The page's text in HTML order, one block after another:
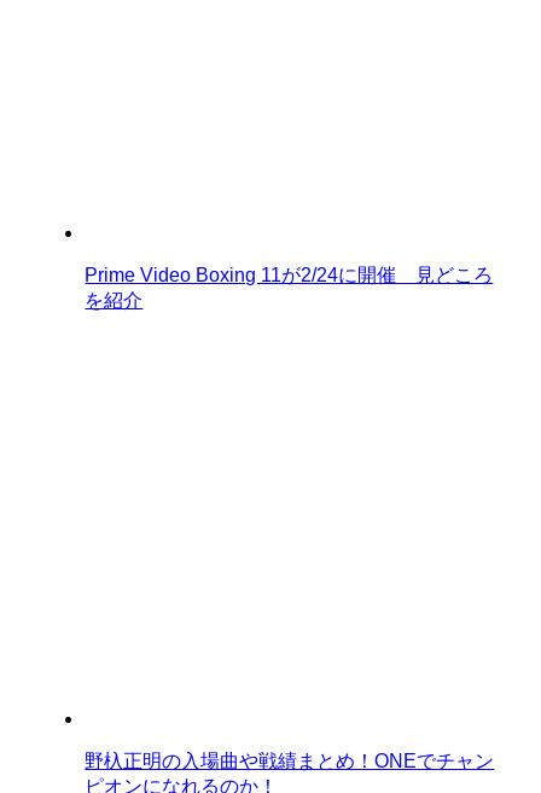
Prime Video Boxing 11が2/24に開催 見どころ
を紹介
野杁正明の入場曲や戦績まとめ！ONEでチャン
ピオンになれるのか！